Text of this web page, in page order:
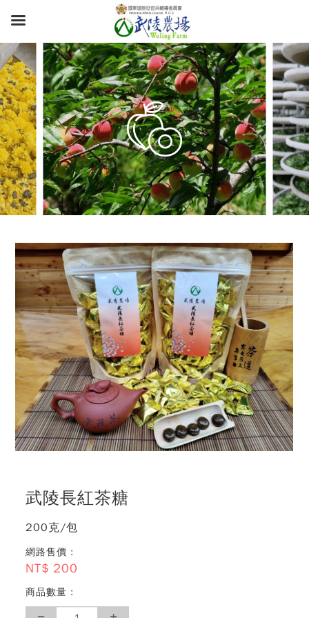
武陵長紅茶糖
200克/包
網路售價 :
NT$ 200
商品數量 :